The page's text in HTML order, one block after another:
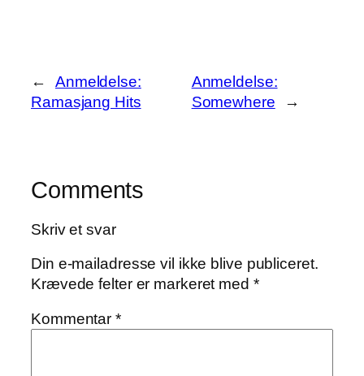
←
Anmeldelse:
Ramasjang Hits
Anmeldelse:
Somewhere
→
Comments
Skriv et svar
Din e-mailadresse vil ikke blive publiceret.
Krævede felter er markeret med *
Kommentar*